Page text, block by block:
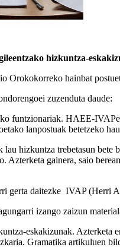
hizkuntza-
Orokokorreko hainbat
zuzenduta daude:
funtzionariak. HAEE-
lanpostuak betetzeko
lau hizkuntza trebetasun
Azterketa gainera, saio
gerta daitezke IVAP (Herri
izango zaizun
eskakizunak. Azterketa
Gramatika artikuluen